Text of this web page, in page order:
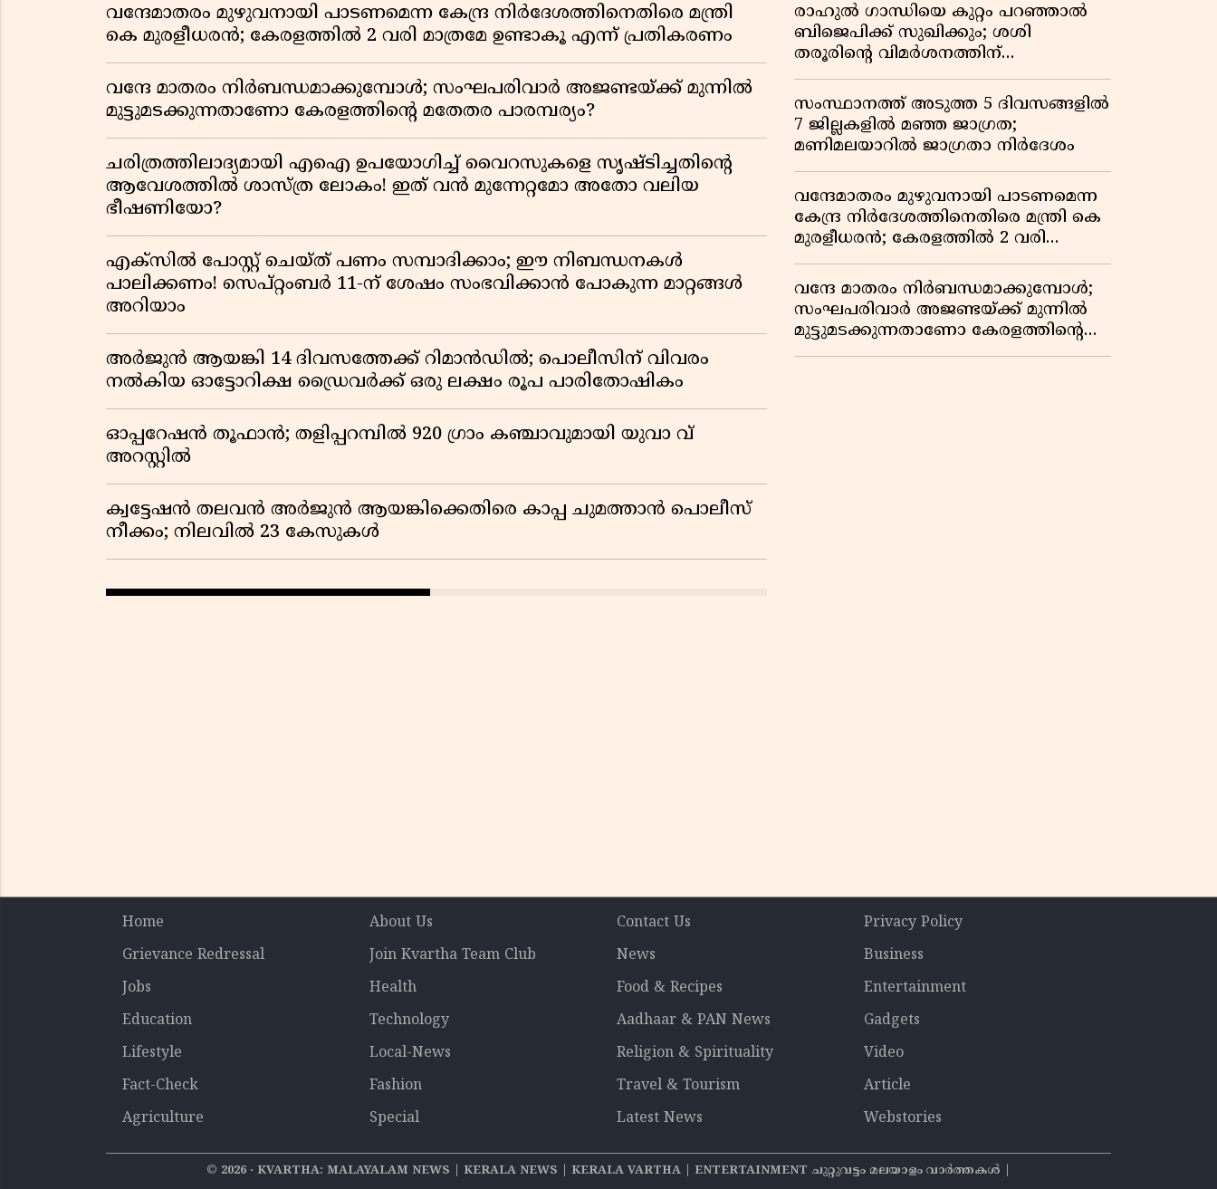
വന്ദേമാതരം മുഴുവനായി പാടണമെന്ന കേന്ദ്ര നിർദേശത്തിനെതിരെ മന്ത്രി
കെ മുരളീധരൻ; കേരളത്തിൽ 2 വരി മാത്രമേ ഉണ്ടാകൂ എന്ന് പ്രതികരണം
വന്ദേ മാതരം നിർബന്ധമാക്കുമ്പോൾ; സംഘപരിവാർ അജണ്ടയ്ക്ക് മുന്നിൽ
മുട്ടുമടക്കുന്നതാണോ കേരളത്തിന്റെ മതേതര പാരമ്പര്യം?
ചരിത്രത്തിലാദ്യമായി എഐ ഉപയോഗിച്ച് വൈറസുകളെ സൃഷ്ടിച്ചതിന്റെ
ആവേശത്തിൽ ശാസ്ത്ര ലോകം! ഇത് വൻ മുന്നേറ്റമോ അതോ വലിയ
ഭീഷണിയോ?
എക്സിൽ പോസ്റ്റ് ചെയ്ത് പണം സമ്പാദിക്കാം; ഈ നിബന്ധനകൾ
പാലിക്കണം! സെപ്റ്റംബർ 11-ന് ശേഷം സംഭവിക്കാൻ പോകുന്ന മാറ്റങ്ങൾ
അറിയാം
അർജുൻ ആയങ്കി 14 ദിവസത്തേക്ക് റിമാൻഡിൽ; പൊലീസിന് വിവരം
നൽകിയ ഓട്ടോറിക്ഷ ഡ്രൈവർക്ക് ഒരു ലക്ഷം രൂപ പാരിതോഷികം
ഓപ്പറേഷൻ തൂഫാൻ; തളിപ്പറമ്പിൽ 920 ഗ്രാം കഞ്ചാവുമായി യുവാ വ്
അറസ്റ്റിൽ
ക്വട്ടേഷൻ തലവൻ അർജുൻ ആയങ്കിക്കെതിരെ കാപ്പ ചുമത്താൻ പൊലീസ്
നീക്കം; നിലവിൽ 23 കേസുകൾ
രാഹുൽ ഗാന്ധിയെ കുറ്റം പറഞ്ഞാൽ
ബിജെപിക്ക് സുഖിക്കും; ശശി
തരൂരിന്റെ വിമർശനത്തിന്
മറുപടിയുമായി കെ സി
വേണുഗോപാൽ
സംസ്ഥാനത്ത് അടുത്ത 5 ദിവസങ്ങളിൽ
7 ജില്ലകളിൽ മഞ്ഞ ജാഗ്രത;
മണിമലയാറിൽ ജാഗ്രതാ നിർദേശം
വന്ദേമാതരം മുഴുവനായി പാടണമെന്ന
കേന്ദ്ര നിർദേശത്തിനെതിരെ മന്ത്രി കെ
മുരളീധരൻ; കേരളത്തിൽ 2 വരി
മാത്രമേ ഉണ്ടാകൂ എന്ന് പ്രതികരണം
വന്ദേ മാതരം നിർബന്ധമാക്കുമ്പോൾ;
സംഘപരിവാർ അജണ്ടയ്ക്ക് മുന്നിൽ
മുട്ടുമടക്കുന്നതാണോ കേരളത്തിന്റെ
മതേതര പാരമ്പര്യം?
Home About Us Contact Us
Privacy Policy
Grievance Redressal
Join Kvartha Team Club News
Business
Jobs
Health Food & Recipes
Entertainment
Education
Technology Aadhaar & PAN News
Gadgets
Lifestyle
Local-News Religion & Spirituality
Video
Fact-Check
Fashion Travel & Tourism
Article
Agriculture
Special Latest News Webstories
© 2026 ‧ KVARTHA: MALAYALAM NEWS | KERALA NEWS | KERALA VARTHA | ENTERTAINMENT ചുറ്റുവട്ടം മലയാളം വാര്‍ത്തകൾ |